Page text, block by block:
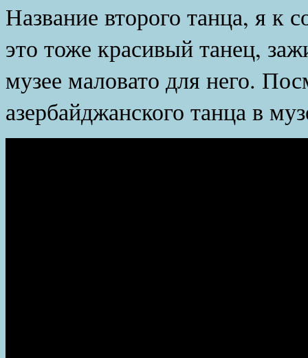
Название второго танца, я к
это тоже красивый танец,
музее маловато для него.
азербайджанского танца в